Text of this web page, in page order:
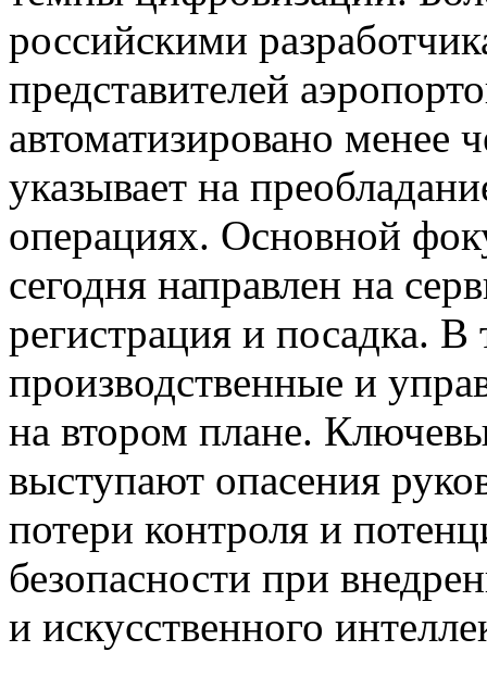
российскими
представителей
автоматизировано менее
указывает на
операциях. Основной
сегодня направлен на
регистрация и посадка.
производственные и
на втором плане.
выступают опасения
потери контроля и
безопасности при
и искусственного